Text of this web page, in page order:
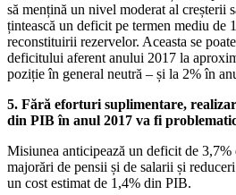
să mențină un nivel moderat al creșterii
țintească un deficit pe termen mediu de
reconstituirii rezervelor. Aceasta se
deficitului aferent anului 2017 la
poziție în general neutră – și la 2% în
5. Fără eforturi suplimentare,
din PIB în anul 2017 va fi
Misiunea anticipează un deficit de
majorări de pensii și de salarii și
un cost estimat de 1,4% din PIB.